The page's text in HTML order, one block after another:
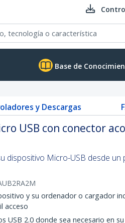
Base de
y Descargas
USB con conector
dispositivo Micro-USB desde un
y su ordenador o cargador
acceso
USB 2.0 donde sea necesario en